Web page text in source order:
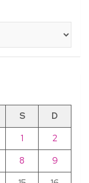
S
D
1
2
8
9